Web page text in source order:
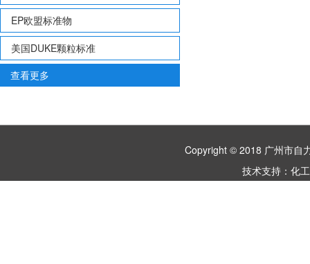
EP欧盟标准物
美国DUKE颗粒标准
查看更多
Copyright © 2018 广州市
技术支持： 化